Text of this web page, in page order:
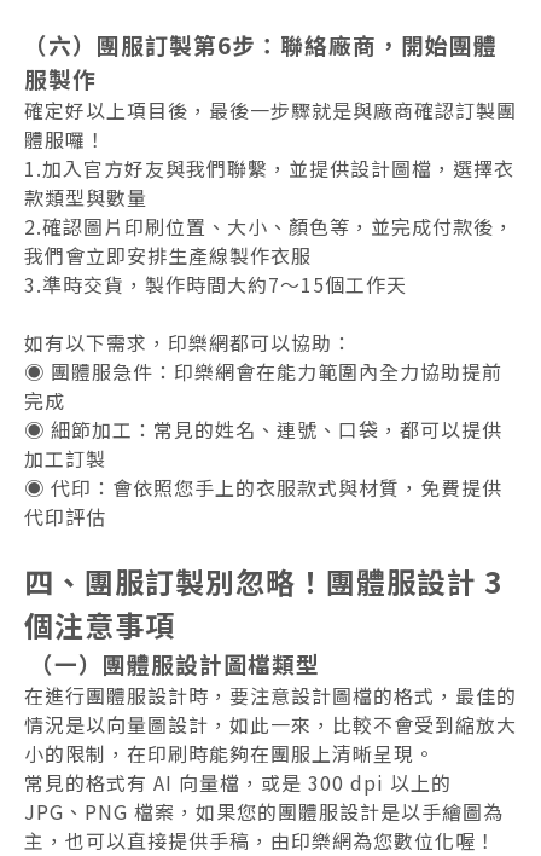
（六）團服訂製第6步：聯絡廠商，開始團體
服製作
確定好以上項目後，最後一步驟就是與廠商確認訂製團
體服囉！
1.加入官方好友與我們聯繫，並提供設計圖檔，選擇衣
款類型與數量
2.確認圖片印刷位置、大小、顏色等，並完成付款後，
我們會立即安排生產線製作衣服
3.準時交貨，製作時間大約7～15個工作天
如有以下需求，印樂網都可以協助：
◉ 團體服急件：印樂網會在能力範圍內全力協助提前
完成
◉ 細節加工：常見的姓名、連號、口袋，都可以提供
加工訂製
◉ 代印：會依照您手上的衣服款式與材質，免費提供
代印評估
四、團服訂製別忽略！團體服設計 3
個注意事項
（一）團體服設計圖檔類型
在進行團體服設計時，要注意設計圖檔的格式，最佳的
情況是以向量圖設計，如此一來，比較不會受到縮放大
小的限制，在印刷時能夠在團服上清晰呈現。
常見的格式有 AI 向量檔，或是 300 dpi 以上的
JPG、PNG 檔案，如果您的團體服設計是以手繪圖為
主，也可以直接提供手稿，由印樂網為您數位化喔！